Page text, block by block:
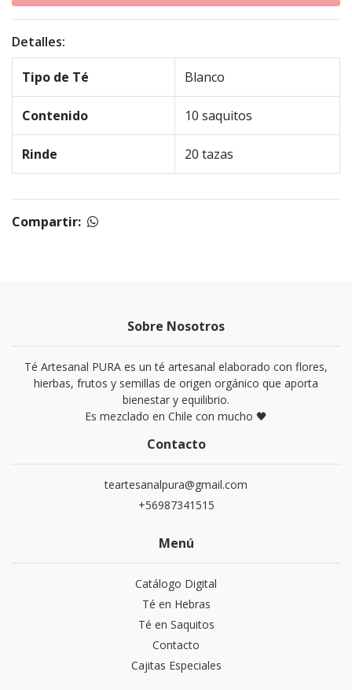
Detalles:
Tipo de Té Blanco
Contenido 10 saquitos
Rinde 20 tazas
Compartir:
Sobre Nosotros
Té Artesanal PURA es un té artesanal elaborado con flores,
hierbas, frutos y semillas de origen orgánico que aporta
bienestar y equilibrio.
Es mezclado en Chile con mucho 🖤
Contacto
teartesanalpura@gmail.com
+56987341515
Menú
Catálogo Digital
Té en Hebras
Té en Saquitos
Contacto
Cajitas Especiales